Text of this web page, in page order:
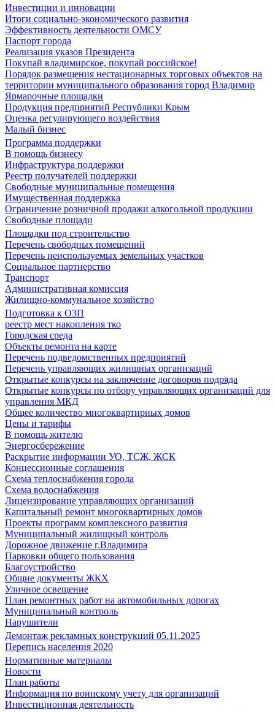
Инвестиции и инновации
Итоги социально-экономического развития
Эффективность деятельности ОМСУ
Паспорт города
Реализация указов Президента
Покупай владимирское, покупай российское!
Порядок размещения нестационарных торговых объектов на
территории муниципального образования город Владимир
Ярмарочные площадки
Продукция предприятий Республики Крым
Оценка регулирующего воздействия
Малый бизнес
Программа поддержки
В помощь бизнесу
Инфраструктура поддержки
Реестр получателей поддержки
Свободные муниципальные помещения
Имущественная поддержка
Ограничение розничной продажи алкогольной продукции
Свободные площади
Площадки под строительство
Перечень свободных помещений
Перечень неиспользуемых земельных участков
Социальное партнерство
Транспорт
Административная комиссия
Жилищно-коммунальное хозяйство
Подготовка к ОЗП
реестр мест накопления тко
Городская среда
Объекты ремонта на карте
Перечень подведомственных предприятий
Перечень управляющих жилищных организаций
Открытые конкурсы на заключение договоров подряда
Открытые конкурсы по отбору управляющих организаций для
управления МКД
Общее количество многоквартирных домов
Цены и тарифы
В помощь жителю
Энергосбережение
Раскрытие информации УО, ТСЖ, ЖСК
Концессионные соглашения
Схема теплоснабжения города
Схема водоснабжения
Лицензирование управляющих организаций
Капитальный ремонт многоквартирных домов
Проекты программ комплексного развития
Муниципальный жилищный контроль
Дорожное движение г.Владимира
Парковки общего пользования
Благоустройство
Общие документы ЖКХ
Уличное освещение
План ремонтных работ на автомобильных дорогах
Муниципальный контроль
Нарушители
Демонтаж рекламных конструкций 05.11.2025
Перепись населения 2020
Нормативные материалы
Новости
План работы
Информация по воинскому учету для организаций
Инвестиционная деятельность